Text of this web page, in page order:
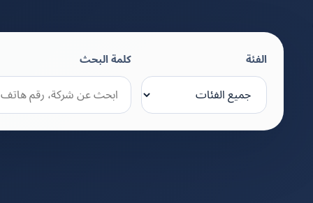
الفئة كلمة البحث